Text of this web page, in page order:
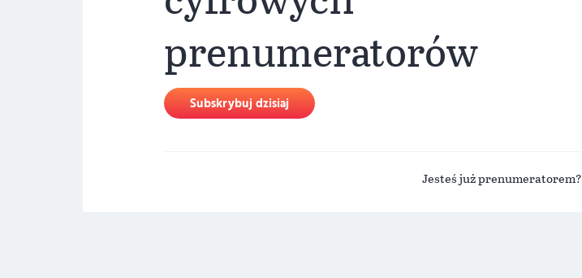
prenumeratorów
Subskrybuj dzisiaj
Jesteś już prenumeratorem?